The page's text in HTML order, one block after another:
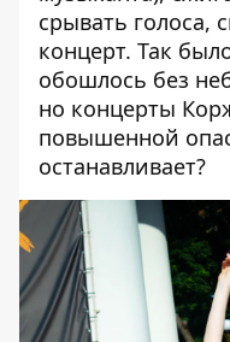
срывать голоса,
концерт. Так
обошлось без
но концерты
повышенной
останавливает?